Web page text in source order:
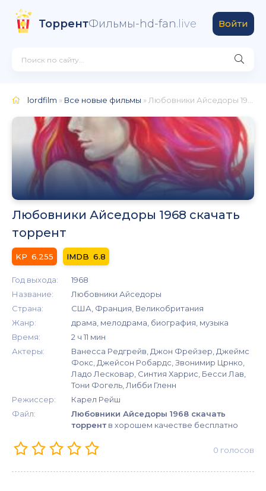
ТоррентФильмы-hd-fan.live Войти
lordfilm » Все новые фильмы » Любовники Айседоры 1968
Любовники Айседоры 1968 скачать
торрент
6.255 6.8
Год выхода:
1968
Название:
Любовники Айседоры
Страна:
США, Франция, Великобритания
Жанр:
драма, мелодрама, биография, музыка
Время:
2 ч 11 мин
Актеры:
Ванесса Редгрейв, Джон Фрейзер, Джеймс
Фокс, Джейсон Робардс, Звонимир Црнко,
Ладо Лесковар, Синтия Харрис, Бесси Лав,
Тони Фогель, Либби Гленн
Режиссер:
Карел Рейш
Файл:
Любовники Айседоры 1968 скачать
торрент в хорошем качестве бесплатно
0 голосов